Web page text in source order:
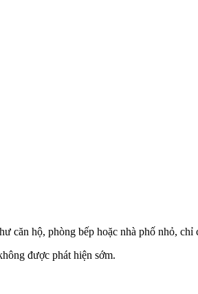
hộ, phòng bếp hoặc nhà phố nhỏ,
được phát hiện sớm.